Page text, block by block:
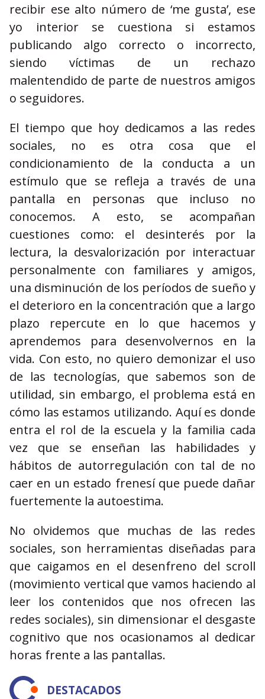
recibir ese alto número de ‘me gusta’, ese
yo interior se cuestiona si estamos
publicando algo correcto o incorrecto,
siendo víctimas de un rechazo
malentendido de parte de nuestros amigos
o seguidores.
El tiempo que hoy dedicamos a las redes
sociales, no es otra cosa que el
condicionamiento de la conducta a un
estímulo que se refleja a través de una
pantalla en personas que incluso no
conocemos. A esto, se acompañan
cuestiones como: el desinterés por la
lectura, la desvalorización por interactuar
personalmente con familiares y amigos,
una disminución de los períodos de sueño y
el deterioro en la concentración que a largo
plazo repercute en lo que hacemos y
aprendemos para desenvolvernos en la
vida. Con esto, no quiero demonizar el uso
de las tecnologías, que sabemos son de
utilidad, sin embargo, el problema está en
cómo las estamos utilizando. Aquí es donde
entra el rol de la escuela y la familia cada
vez que se enseñan las habilidades y
hábitos de autorregulación con tal de no
caer en un estado frenesí que puede dañar
fuertemente la autoestima.
No olvidemos que muchas de las redes
sociales, son herramientas diseñadas para
que caigamos en el desenfreno del scroll
(movimiento vertical que vamos haciendo al
leer los contenidos que nos ofrecen las
redes sociales), sin dimensionar el desgaste
cognitivo que nos ocasionamos al dedicar
horas frente a las pantallas.
DESTACADOS